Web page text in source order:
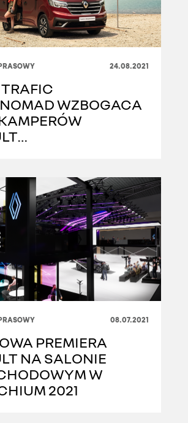
24.08.2021
WZBOGACA
08.07.2021
PREMIERA
NA SALONIE
W
2021